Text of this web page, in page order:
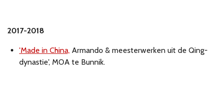
2017-2018
'Made in China, Armando & meesterwerken uit de Qing-
dynastie', MOA te Bunnik.